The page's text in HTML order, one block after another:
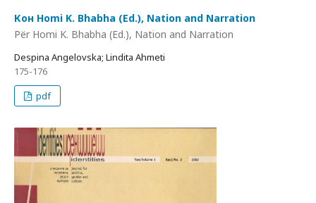
Кон Homi K. Bhabha (Ed.), Nation and Narration
Për Homi K. Bhabha (Ed.), Nation and Narration
Despina Angelovska; Lindita Ahmeti
175-176
pdf